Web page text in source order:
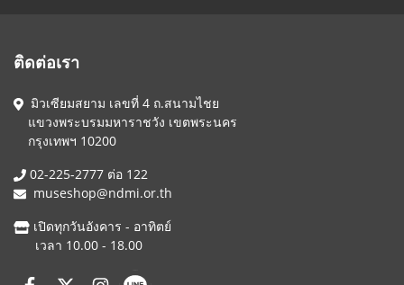
ติดต่อเรา
มิวเซียมสยาม เลขที่ 4 ถ.สนามไชย
แขวงพระบรมมหาราชวัง เขตพระนคร
กรุงเทพฯ 10200
02-225-2777 ต่อ 122
museshop@ndmi.or.th
เปิดทุกวันอังคาร - อาทิตย์
เวลา 10.00 - 18.00